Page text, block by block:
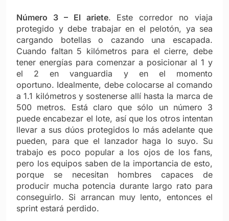
Número 3 – El ariete. Este corredor no viaja
protegido y debe trabajar en el pelotón, ya sea
cargando botellas o cazando una escapada.
Cuando faltan 5 kilómetros para el cierre, debe
tener energías para comenzar a posicionar al 1 y
el 2 en vanguardia y en el momento
oportuno. Idealmente, debe colocarse al comando
a 1.1 kilómetros y sostenerse allí hasta la marca de
500 metros. Está claro que sólo un número 3
puede encabezar el lote, así que los otros intentan
llevar a sus dúos protegidos lo más adelante que
pueden, para que el lanzador haga lo suyo. Su
trabajo es poco popular a los ojos de los fans,
pero los equipos saben de la importancia de esto,
porque se necesitan hombres capaces de
producir mucha potencia durante largo rato para
conseguirlo. Si arrancan muy lento, entonces el
sprint estará perdido.